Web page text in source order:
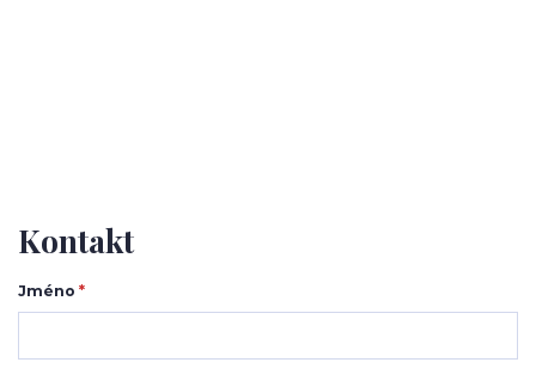
Kontakt
Jméno *